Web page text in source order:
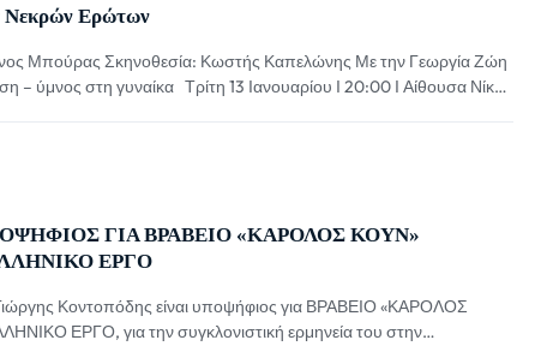
Νεκρών Ερώτων
Μπούρας Σκηνοθεσία: Κωστής Καπελώνης Με την Γεωργία Ζώη
– ύμνος στη γυναίκα Τρίτη 13 Ιανουαρίου Ι 20:00 Ι Αίθουσα Νίκος
ΓΙΑ ΒΡΑΒΕΙΟ «ΚΑΡΟΛΟΣ ΚΟΥΝ»
ΕΡΓΟ
Κοντοπόδης είναι υποψήφιος για ΒΡΑΒΕΙΟ «ΚΑΡΟΛΟΣ
ΕΡΓΟ, για την συγκλονιστική ερμηνεία του στην